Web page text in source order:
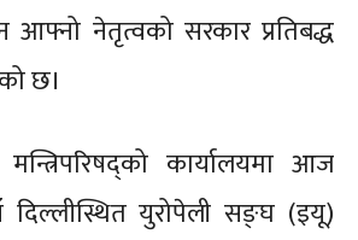
आफ्नो नेतृत्वको सरकार प्रतिबद्ध
छ।
मन्त्रिपरिषद्को कार्यालयमा आज
दिल्लीस्थित युरोपेली सङ्घ (इयू)